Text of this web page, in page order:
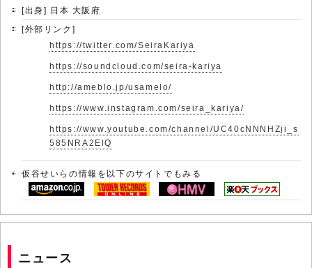
[出身] 日本 大阪府
[外部リンク]
https://twitter.com/SeiraKariya
https://soundcloud.com/seira-kariya
http://ameblo.jp/usamelo/
https://www.instagram.com/seira_kariya/
https://www.youtube.com/channel/UC40cNNNHZji_s
585NRA2ElQ
仮谷せいらの情報を以下のサイトでもみる
ニュース